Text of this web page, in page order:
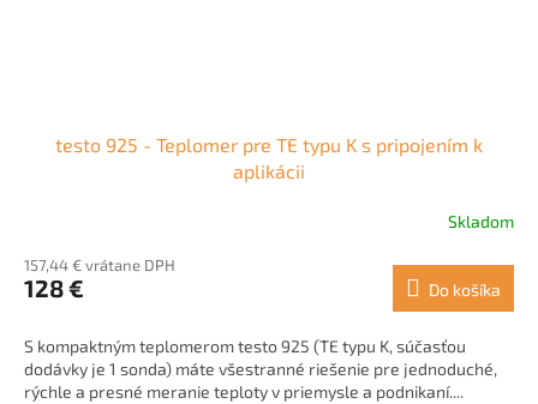
testo 925 - Teplomer pre TE typu K s pripojením k
aplikácii
Skladom
157,44 € vrátane DPH
128 € Do košíka
S kompaktným teplomerom testo 925 (TE typu K, súčasťou
dodávky je 1 sonda) máte všestranné riešenie pre jednoduché,
rýchle a presné meranie teploty v priemysle a podnikaní....